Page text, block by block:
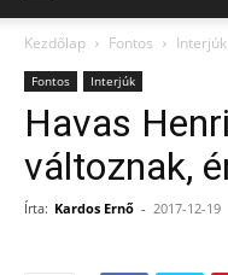
Kezdőlap Fontos Interjúk
Fontos Interjúk
Havas
változnak,
Írta: Kardos Ernő - 2017-12-19